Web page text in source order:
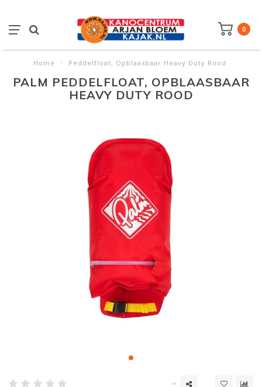
0
Home / Peddelfloat, Opblaasbaar Heavy Duty Rood
PALM PEDDELFLOAT, OPBLAASBAAR
HEAVY DUTY ROOD